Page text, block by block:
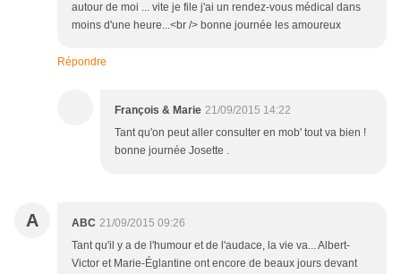
autour de moi ... vite je file j'ai un rendez-vous médical dans
moins d'une heure...<br /> bonne journée les amoureux
Répondre
François & Marie 21/09/2015 14:22
Tant qu'on peut aller consulter en mob' tout va bien !
bonne journée Josette .
A ABC 21/09/2015 09:26
Tant qu'il y a de l'humour et de l'audace, la vie va... Albert-
Victor et Marie-Églantine ont encore de beaux jours devant